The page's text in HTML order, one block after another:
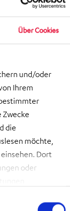
Über Cookies
und/oder
Ihrem
Zwecke
die
möchte,
Dort
oder
können Ihre